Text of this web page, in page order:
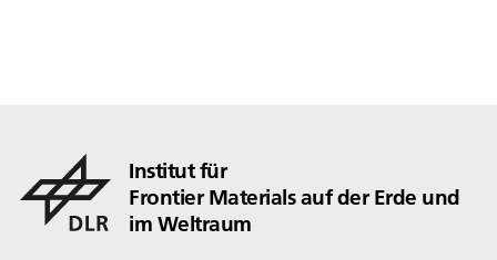
Institut für
Frontier Materials auf der Erde und
im Weltraum